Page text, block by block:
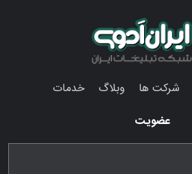
شرکت ها وبلاگ
خدمات
عضویت